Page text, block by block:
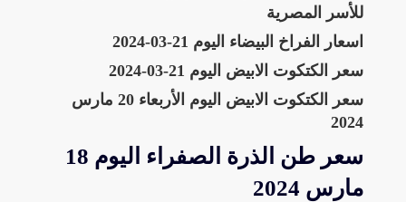
للأسر المصرية
اسعار الفراخ البيضاء اليوم 21-03-2024
سعر الكتكوت الابيض اليوم 21-03-2024
سعر الكتكوت الابيض اليوم الأربعاء 20 مارس
2024
سعر طن الذرة الصفراء اليوم 18
مارس 2024